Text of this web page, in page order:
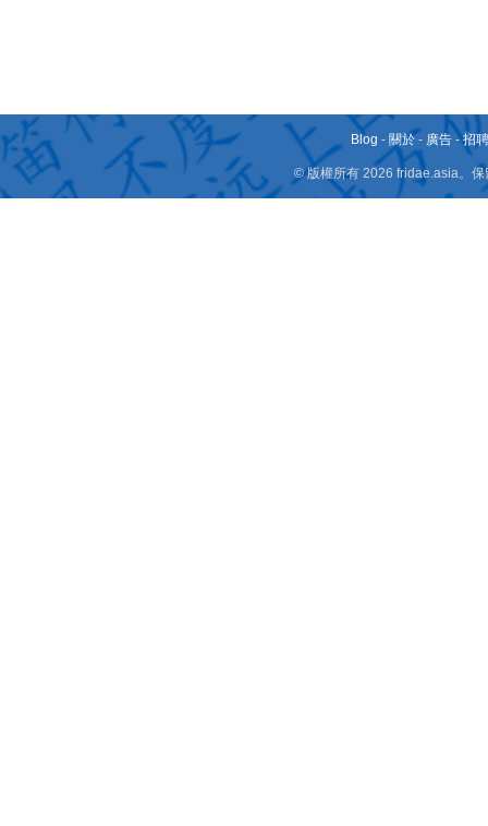
Blog - 關於 - 廣告 -招
© 版權所有 2026 fridae.asia。